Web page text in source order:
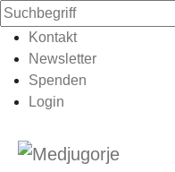
Zum Hauptinhalt springen
Kontakt
Newsletter
Spenden
Login
Sie sind hier:
Medjugorje Deutschland